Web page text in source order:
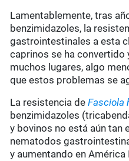
Lamentablemente, tras
benzimidazoles, la
gastrointestinales a esta
caprinos se ha convertido
muchos lugares, algo
que estos problemas se
La resistencia deFasciola
benzimidazoles
y bovinos no está aún tan
nematodos
y aumentando en América